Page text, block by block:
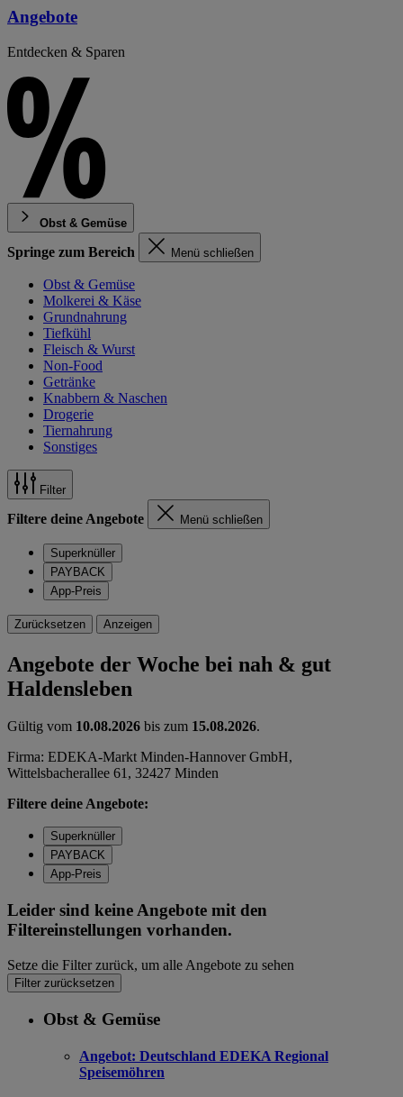
Angebote
Entdecken & Sparen
Obst & Gemüse
Springe zum Bereich Menü schließen
Obst & Gemüse
Molkerei & Käse
Grundnahrung
Tiefkühl
Fleisch & Wurst
Non-Food
Getränke
Knabbern & Naschen
Drogerie
Tiernahrung
Sonstiges
Filter
Filtere deine Angebote Menü schließen
Superknüller
PAYBACK
App-Preis
Zurücksetzen Anzeigen
Angebote der Woche bei nah & gut
Haldensleben
Gültig vom 10.08.2026 bis zum 15.08.2026.
Firma: EDEKA-Markt Minden-Hannover GmbH,
Wittelsbacherallee 61, 32427 Minden
Filtere deine Angebote:
Superknüller
PAYBACK
App-Preis
Leider sind keine Angebote mit den
Filtereinstellungen vorhanden.
Setze die Filter zurück, um alle Angebote zu sehen
Filter zurücksetzen
Obst & Gemüse
Angebot: Deutschland EDEKA Regional
Speisemöhren